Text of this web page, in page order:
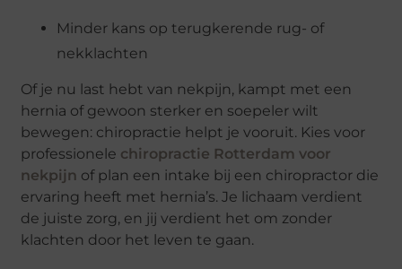
Minder kans op terugkerende rug- of
nekklachten
Of je nu last hebt van nekpijn, kampt met een
hernia of gewoon sterker en soepeler wilt
bewegen: chiropractie helpt je vooruit. Kies voor
professionele chiropractie Rotterdam voor
nekpijn of plan een intake bij een chiropractor die
ervaring heeft met hernia’s. Je lichaam verdient
de juiste zorg, en jij verdient het om zonder
klachten door het leven te gaan.